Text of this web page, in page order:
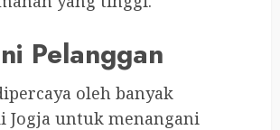
Pelanggan
oleh banyak
Jogja untuk menangani